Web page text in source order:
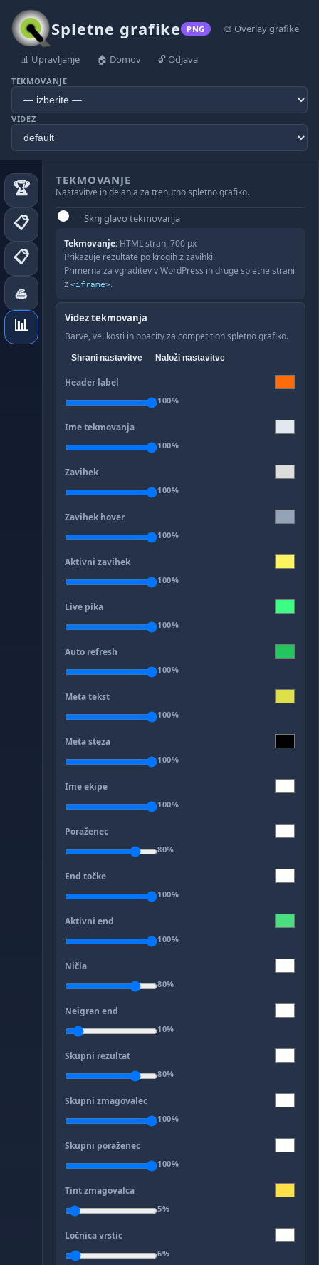
Spletne grafike PNG
TEKMOVANJE
VIDEZ
🎨 Overlay grafike
📊 Upravljanje 🏠 Domov 🔓 Odjava
🏆
📋
📋
🥌
📊
TEKMOVANJE
Nastavitve in dejanja za trenutno spletno grafiko.
Skrij glavo tekmovanja
Tekmovanje: HTML stran, 700 px
Prikazuje rezultate po krogih z zavihki.
Primerna za vgraditev v WordPress in druge spletne strani
z <iframe>.
Videz tekmovanja
Barve, velikosti in opacity za competition spletno grafiko.
Shrani nastavitve Naloži nastavitve
Header label
100%
Ime tekmovanja
100%
Zavihek
100%
Zavihek hover
100%
Aktivni zavihek
100%
Live pika
100%
Auto refresh
100%
Meta tekst
100%
Meta steza
100%
Ime ekipe
100%
Poraženec
80%
End točke
100%
Aktivni end
100%
Ničla
80%
Neigran end
10%
Skupni rezultat
80%
Skupni zmagovalec
100%
Skupni poraženec
100%
Tint zmagovalca
5%
Ločnica vrstic
6%